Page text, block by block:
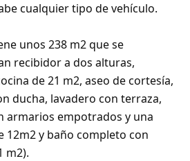
cualquier tipo de vehículo.
unos 238 m2 que se
recibidor a dos alturas,
de 21 m2, aseo de cortesía,
ducha, lavadero con terraza,
armarios empotrados y una
12m2 y baño completo con
m2).